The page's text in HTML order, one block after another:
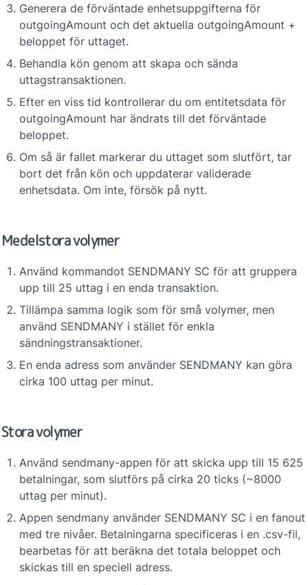
Generera de förväntade enhetsuppgifterna för
outgoingAmount och det aktuella outgoingAmount +
beloppet för uttaget.
Behandla kön genom att skapa och sända
uttagstransaktionen.
Efter en viss tid kontrollerar du om entitetsdata för
outgoingAmount har ändrats till det förväntade
beloppet.
Om så är fallet markerar du uttaget som slutfört, tar
bort det från kön och uppdaterar validerade
enhetsdata. Om inte, försök på nytt.
Medelstora volymer
Använd kommandot SENDMANY SC för att gruppera
upp till 25 uttag i en enda transaktion.
Tillämpa samma logik som för små volymer, men
använd SENDMANY i stället för enkla
sändningstransaktioner.
En enda adress som använder SENDMANY kan göra
cirka 100 uttag per minut.
Stora volymer
Använd sendmany-appen för att skicka upp till 15 625
betalningar, som slutförs på cirka 20 ticks (~8000
uttag per minut).
Appen sendmany använder SENDMANY SC i en fanout
med tre nivåer. Betalningarna specificeras i en .csv-fil,
bearbetas för att beräkna det totala beloppet och
skickas till en speciell adress.